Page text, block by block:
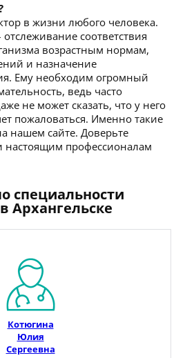
в жизни любого человека.
отслеживание соответствия
возрастным нормам,
и назначение
Ему необходим огромный
ведь часто
не может сказать, что у него
пожаловаться. Именно такие
нашем сайте. Доверьте
настоящим профессионалам
специальности
Архангельске
Котюгина
Юлия
Сергеевна